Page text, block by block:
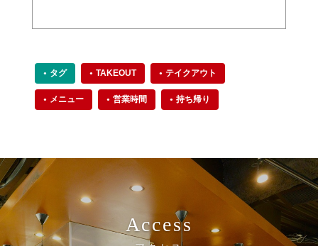
タグ TAKEOUT テイクアウト
メニュー 営業時間 持ち帰り
Access